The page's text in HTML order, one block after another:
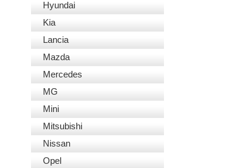
Hyundai
Kia
Lancia
Mazda
Mercedes
MG
Mini
Mitsubishi
Nissan
Opel